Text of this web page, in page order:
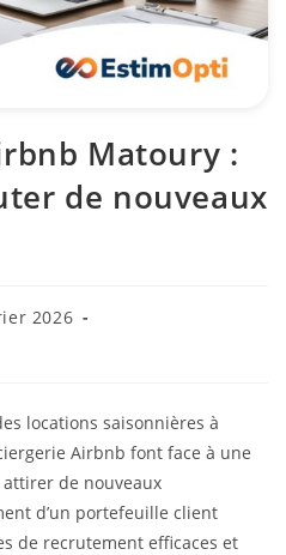
Matoury :
de nouveaux
2026
locations saisonnières à
Airbnb font face à une
de nouveaux
d’un portefeuille client
de recrutement efficaces et